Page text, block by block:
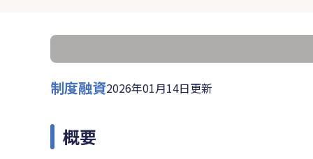
制度融資2026年01月14日更新
概要